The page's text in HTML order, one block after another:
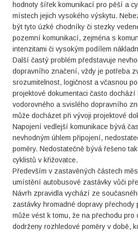
hodnoty šířek komunikací pro pěší a
místech jejich vysokého výskytu.
být tyto úzké chodníky či stezky
pozemní komunikací, zejména s
intenzitami či vysokým podílem
Další častý problém představuje
dopravního značení, vždy je potřeba
srozumitelnost, logičnost a včasnou
projektové dokumentaci často dochází
vodorovného a svislého dopravního
může docházet při vývoji projektové
Napojení vedlejší komunikace bývá
nevhodným úhlem připojení,
poměry. Nedostatečně bývá řešeno
cyklistů v křižovatce.
Především v zastavěných částech
umístění autobusové zastávky vůči
Návrh zpravidla vychází ze
zastávky hromadné dopravy přechody
může vést k tomu, že na přechodu pro
dodrženy rozhledové poměry v době,